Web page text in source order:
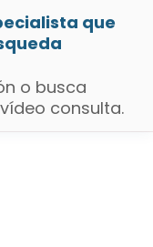
que
o busca
consulta.